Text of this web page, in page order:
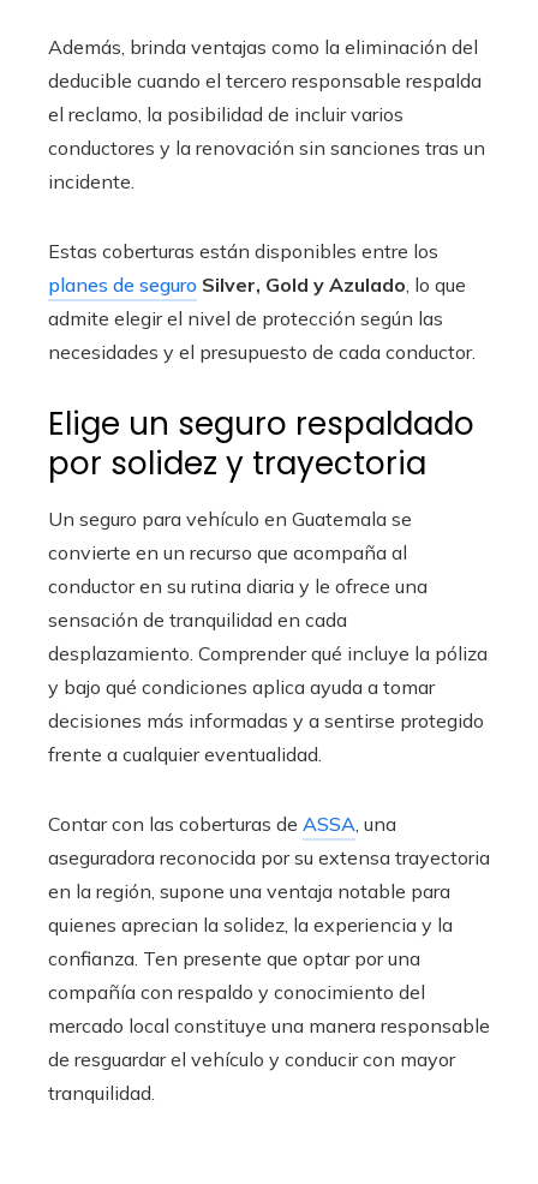
Además, brinda ventajas como la eliminación del
deducible cuando el tercero responsable respalda
el reclamo, la posibilidad de incluir varios
conductores y la renovación sin sanciones tras un
incidente.
Estas coberturas están disponibles entre los
planes de seguro Silver, Gold y Azulado, lo que
admite elegir el nivel de protección según las
necesidades y el presupuesto de cada conductor.
Elige un seguro respaldado
por solidez y trayectoria
Un seguro para vehículo en Guatemala se
convierte en un recurso que acompaña al
conductor en su rutina diaria y le ofrece una
sensación de tranquilidad en cada
desplazamiento. Comprender qué incluye la póliza
y bajo qué condiciones aplica ayuda a tomar
decisiones más informadas y a sentirse protegido
frente a cualquier eventualidad.
Contar con las coberturas de ASSA, una
aseguradora reconocida por su extensa trayectoria
en la región, supone una ventaja notable para
quienes aprecian la solidez, la experiencia y la
confianza. Ten presente que optar por una
compañía con respaldo y conocimiento del
mercado local constituye una manera responsable
de resguardar el vehículo y conducir con mayor
tranquilidad.